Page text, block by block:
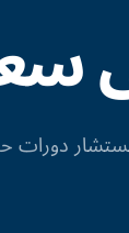
مستشار